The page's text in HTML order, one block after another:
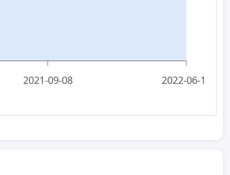
2021-09-08 2022-06-18